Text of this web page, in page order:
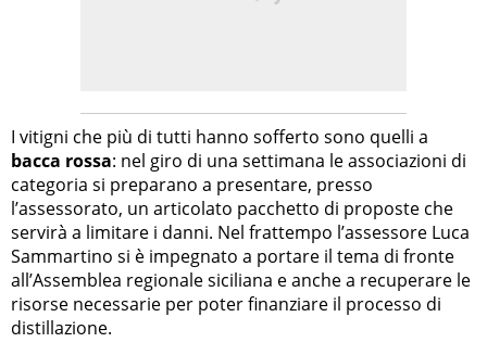
I vitigni che più di tutti hanno sofferto sono quelli a
bacca rossa: nel giro di una settimana le associazioni di
categoria si preparano a presentare, presso
l’assessorato, un articolato pacchetto di proposte che
servirà a limitare i danni. Nel frattempo l’assessore Luca
Sammartino si è impegnato a portare il tema di fronte
all’Assemblea regionale siciliana e anche a recuperare le
risorse necessarie per poter finanziare il processo di
distillazione.